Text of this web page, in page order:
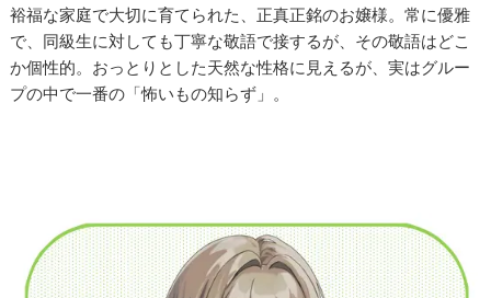
裕福な家庭で大切に育てられた、正真正銘のお嬢様。常に優雅
で、同級生に対しても丁寧な敬語で接するが、その敬語はどこ
か個性的。おっとりとした天然な性格に見えるが、実はグルー
プの中で一番の「怖いもの知らず」。